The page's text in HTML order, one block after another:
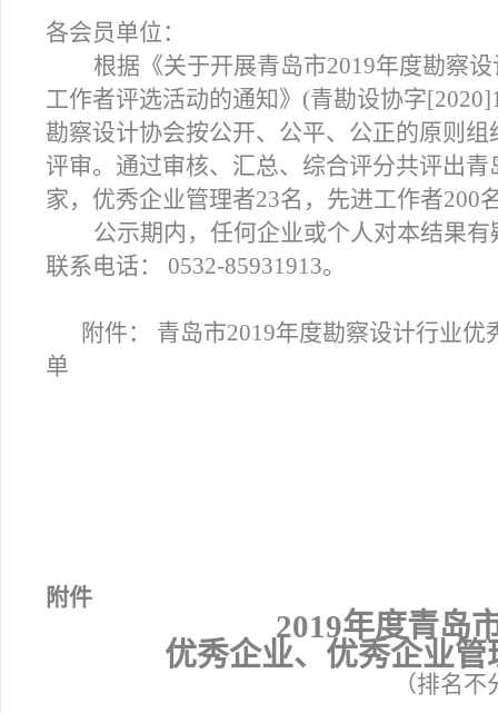
各会员单位：
根据《关于开展青岛市2019年度勘察
工作者评选活动的通知》(青勘设协字
勘察设计协会按公开、公平、公正的原则
评审。通过审核、汇总、综合评分共评出
家，优秀企业管理者23名，先进工作者200
公示期内，任何企业或个人对本结果
联系电话： 0532-85931913。
附件： 青岛市2019年度勘察设计行业
单
附件
2019年度青岛
优秀企业、优秀企业
（排名